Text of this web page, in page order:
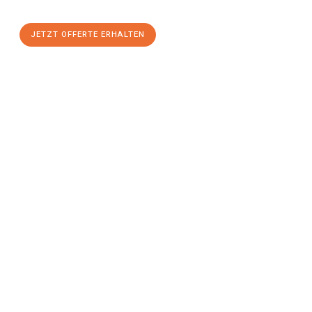
JETZT OFFERTE ERHALTEN